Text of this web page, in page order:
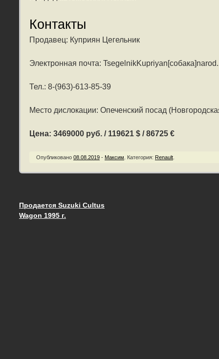
Контакты
Продавец: Куприян Цегельник
Электронная почта:
Тел.: 8-(963)-613-85-39
Место дислокации: Опеченский посад
Цена: 3469000 руб. / 119621 $ / 86725 €
Опубликовано 08.08.2019 - Максим Категория: Renault
Запись навигация
Продается Suzuki Cultus
Wagon 1995 г.